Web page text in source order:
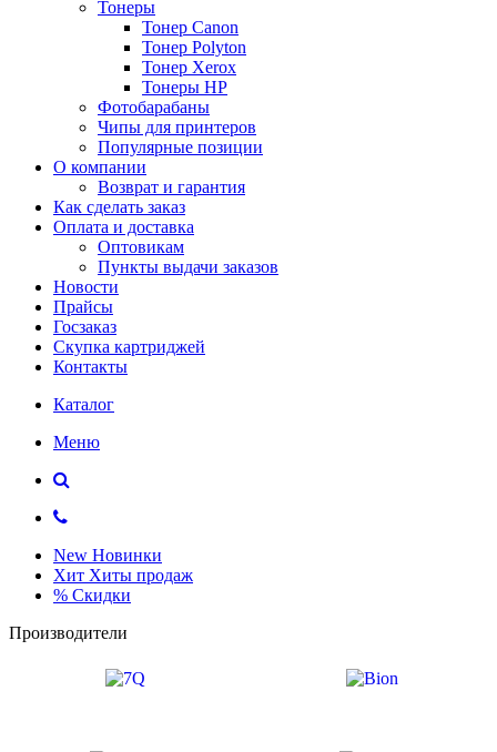
Тонеры
Тонер Canon
Тонер Polyton
Тонер Xerox
Тонеры HP
Фотобарабаны
Чипы для принтеров
Популярные позиции
О компании
Возврат и гарантия
Как сделать заказ
Оплата и доставка
Оптовикам
Пункты выдачи заказов
Новости
Прайсы
Госзаказ
Скупка картриджей
Контакты
Каталог
Меню
New Новинки
Хит Хиты продаж
% Скидки
Производители